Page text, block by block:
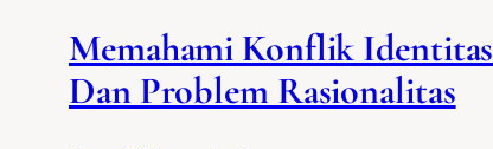
Memahami Konflik Identitas
Dan Problem Rasionalitas